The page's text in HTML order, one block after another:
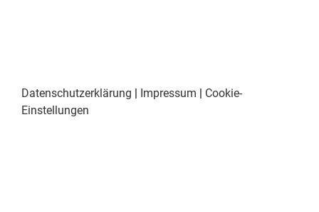
Datenschutzerklärung | Impressum | Cookie-
Einstellungen